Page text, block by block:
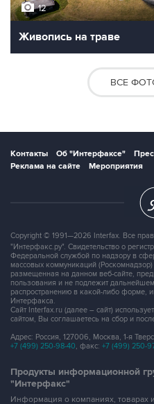
12
Живопись на траве
ВСЕ
Контакты Об "Интерфаксе"
Реклама на сайте
Мероприятия
Copyright © 1991—2026 Interfax. Все
"Интерфакс.ру". Свидетельство о
Федеральной службой по надзору в
массовых коммуникаций
размещенная на данном веб-сайте,
пользования и не подлежит
распространению в какой-либо форме,
Интерфакса.
Сайт Interfax.ru (далее – сайт)
сайтом, Вы соглашаетесь на сбор и
Адрес: Россия, 127006, Москва, 1-я
+7 (499) 250-98-40, факс: +7 (499) 250-
Продукты информационной
"Интерфакс"
Информация о компаниях, товарах